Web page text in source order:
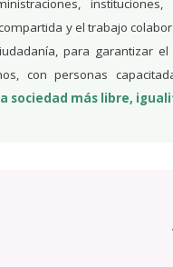
y el trabajo
para garantizar
con personas
sociedad más libre,